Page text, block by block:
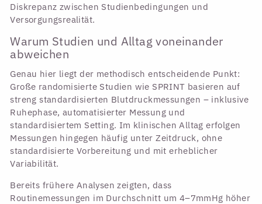
Diskrepanz zwischen Studienbedingungen und
Versorgungsrealität.
Warum Studien und Alltag voneinander
abweichen
Genau hier liegt der methodisch entscheidende Punkt:
Große randomisierte Studien wie SPRINT basieren auf
streng standardisierten Blutdruckmessungen – inklusive
Ruhephase, automatisierter Messung und
standardisiertem Setting. Im klinischen Alltag erfolgen
Messungen hingegen häufig unter Zeitdruck, ohne
standardisierte Vorbereitung und mit erheblicher
Variabilität.
Bereits frühere Analysen zeigten, dass
Routinemessungen im Durchschnitt um 4–7mmHg höher